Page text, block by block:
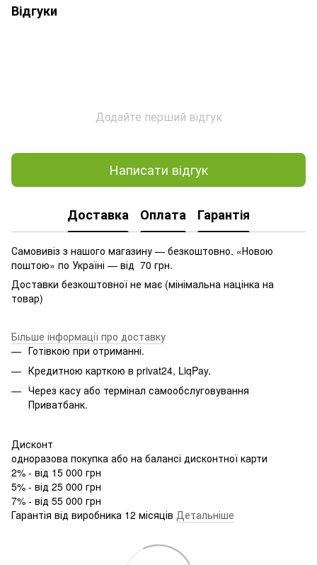
Відгуки
Додайте перший відгук
Написати відгук
Доставка Оплата Гарантія
Самовивіз з нашого магазину — безкоштовно. «Новою
поштою» по Україні — від 70 грн.
Доставки безкоштовної не має (мінімальна націнка на
товар)
Більше інформації про доставку
Готівкою при отриманні.
Кредитною карткою в privat24, LiqPay.
Через касу або термінал самообслуговування
Приватбанк.
Дисконт
одноразова покупка або на балансі дисконтної карти
2% - від 15 000 грн
5% - від 25 000 грн
7% - від 55 000 грн
Гарантія від виробника 12 місяців Детальніше